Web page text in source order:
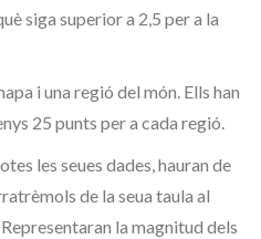
siga superior a 2,5 per a la
i una regió del món. Ells han
25 punts per a cada regió.
les seues dades, hauran de
de la seua taula al
la magnitud dels